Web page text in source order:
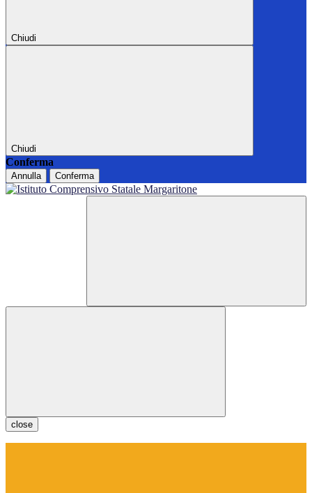
Chiudi
Chiudi
Conferma
Annulla Conferma
close